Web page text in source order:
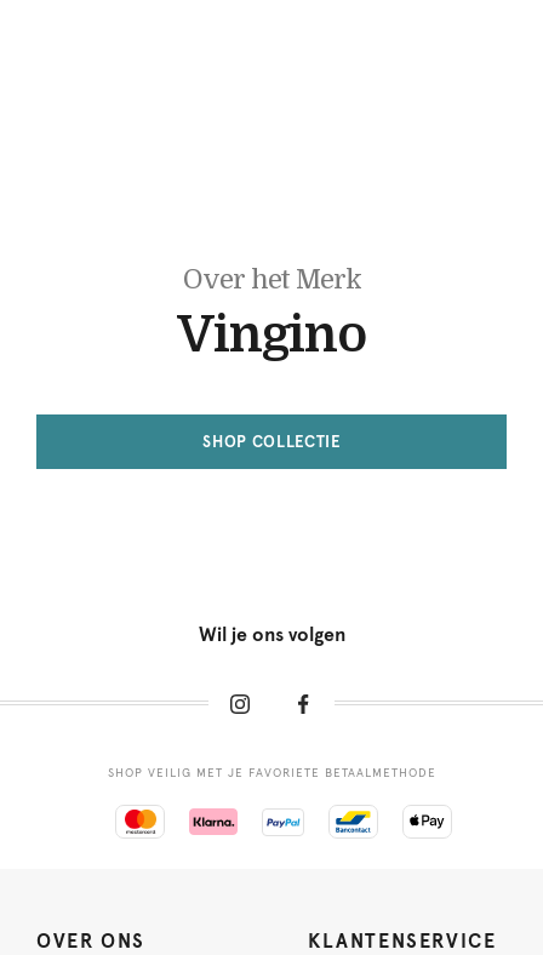
Over het Merk
Vingino
SHOP COLLECTIE
Wil je ons volgen
SHOP VEILIG MET JE FAVORIETE BETAALMETHODE
OVER ONS KLANTENSERVICE